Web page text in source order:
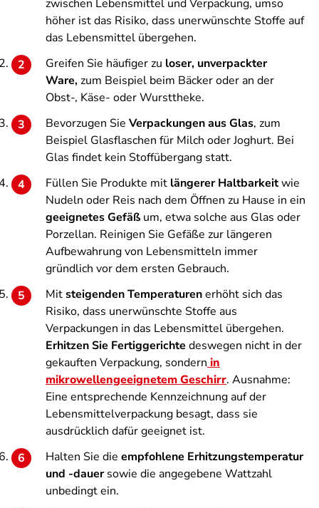
zwischen Lebensmittel und Verpackung, umso
höher ist das Risiko, dass unerwünschte Stoffe auf
das Lebensmittel übergehen.
Greifen Sie häufiger zu loser, unverpackter
Ware,zum Beispiel beim Bäcker oder an der
Obst-, Käse- oder Wursttheke.
Bevorzugen Sie Verpackungen aus Glas, zum
Beispiel Glasflaschen für Milch oder Joghurt. Bei
Glas findet kein Stoffübergang statt.
Füllen Sie Produkte mit längerer Haltbarkeitwie
Nudeln oder Reis nach dem Öffnen zu Hause in ein
geeignetes Gefäß um, etwa solche aus Glas oder
Porzellan. Reinigen Sie Gefäße zur längeren
Aufbewahrung von Lebensmitteln immer
gründlich vor dem ersten Gebrauch.
Mitsteigenden Temperaturenerhöht sich das
Risiko, dass unerwünschte Stoffe aus
Verpackungen in das Lebensmittel übergehen.
Erhitzen Sie Fertiggerichte deswegen nicht in der
gekauften Verpackung, sondern in
mikrowellengeeignetem Geschirr. Ausnahme:
Eine entsprechende Kennzeichnung auf der
Lebensmittelverpackung besagt, dass sie
ausdrücklich dafür geeignet ist.
Halten Sie die empfohlene Erhitzungstemperatur
und -dauersowie die angegebene Wattzahl
unbedingt ein.